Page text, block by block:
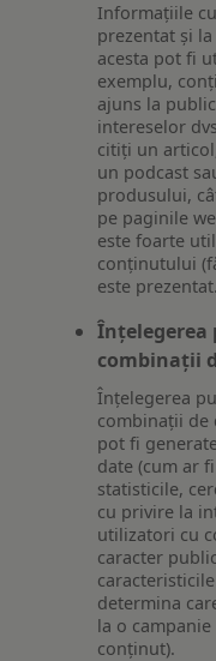
Informațiile
prezentat și
acesta pot fi
exemplu,
ajuns la
intereselor
citiți un
un podcast
produsului,
pe paginile
este foarte
conținutului
este prezentat.
combinații
Înțelegerea
combinații de
pot fi
date (cum ar
statisticile,
cu privire la
utilizatori cu
caracter
determina
la o
conținut).